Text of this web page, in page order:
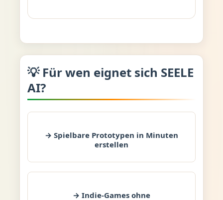
💡 Für wen eignet sich SEELE
AI?
→ Spielbare Prototypen in Minuten
erstellen
→ Indie-Games ohne